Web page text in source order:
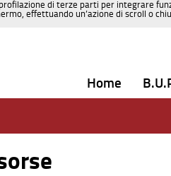
di terze parti per integrare
effettuando un’azione di scroll o
Home